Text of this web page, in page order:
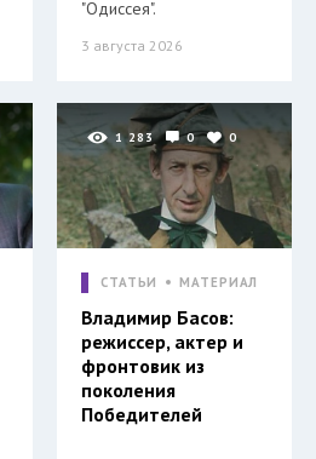
"Одиссея".
3 августа 2026
1 283 0 0
СТАТЬИ МАТЕРИАЛ
Владимир Басов:
режиссер, актер и
фронтовик из
поколения
Победителей